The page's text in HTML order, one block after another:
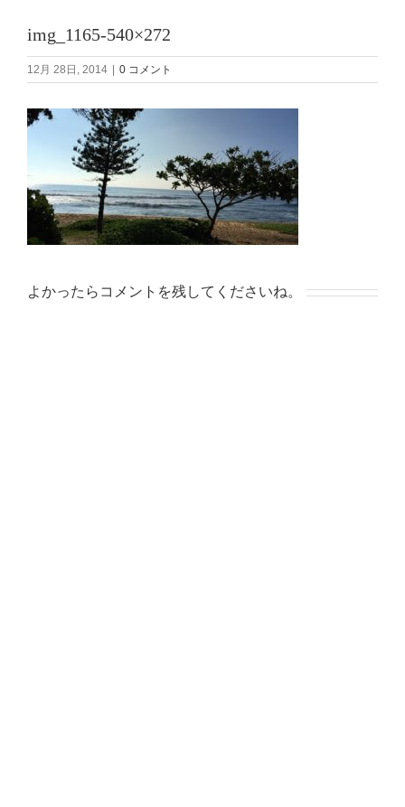
img_1165-540×272
12月 28日, 2014 0 コメント
よかったらコメントを残してくださいね。